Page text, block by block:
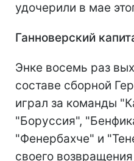
удочерили в мае
Ганноверский
Энке восемь раз
составе сборной
играл за команды
"Боруссия",
"Фенербахче" и
своего